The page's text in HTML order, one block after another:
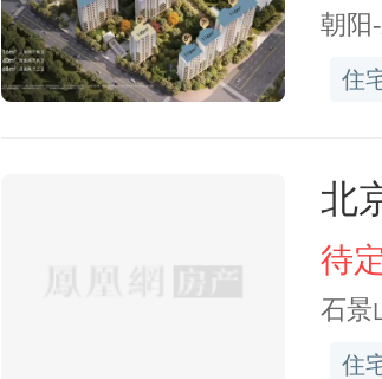
餐’。”徐岚向每
程。
“这6800元（起）
还包含了对赌，
卖不掉，6800元
朝阳
住
北
待定
石景
住